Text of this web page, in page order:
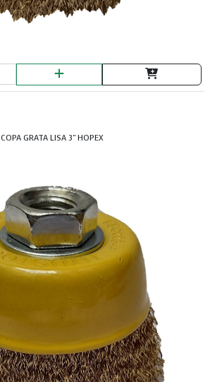
COPA GRATA LISA 3" HOPEX